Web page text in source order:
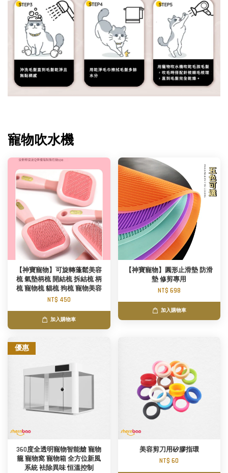
寵物吹水機
【神寶寵物】可旋轉蓬鬆美容
梳 氣墊柄梳 開結梳 拆結梳 柄
梳 寵物梳 貓梳 狗梳 寵物美容
NT$ 450
加入購物車
【神寶寵物】圓形止滑墊 防滑
墊 修剪專用
NT$ 698
加入購物車
優惠
360度全透明寵物智能艙 寵物
籠 寵物窩 寵物箱 全方位新風
系統 袪除異味 恒溫控制
美容剪刀用矽膠指環
NT$ 60